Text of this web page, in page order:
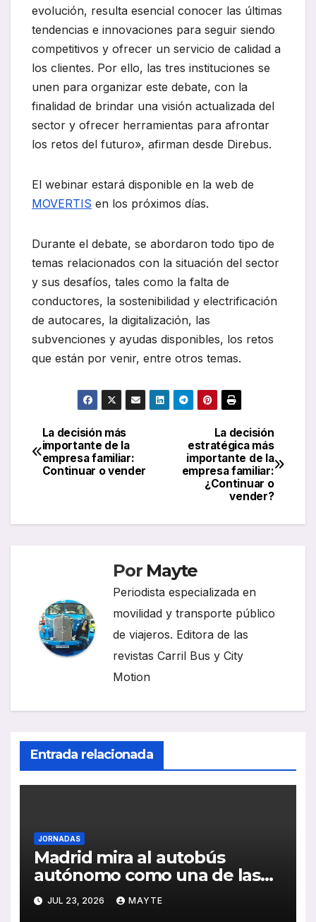
evolución, resulta esencial conocer las últimas
tendencias e innovaciones para seguir siendo
competitivos y ofrecer un servicio de calidad a
los clientes. Por ello, las tres instituciones se
unen para organizar este debate, con la
finalidad de brindar una visión actualizada del
sector y ofrecer herramientas para afrontar
los retos del futuro», afirman desde Direbus.
El webinar estará disponible en la web de
MOVERTIS en los próximos días.
Durante el debate, se abordaron todo tipo de
temas relacionados con la situación del sector
y sus desafíos, tales como la falta de
conductores, la sostenibilidad y electrificación
de autocares, la digitalización, las
subvenciones y ayudas disponibles, los retos
que están por venir, entre otros temas.
Navegación
de
La decisión
estratégica más
importante de la
empresa familiar:
¿Continuar o
vender?
La decisión más
importante de la
empresa familiar:
Continuar o vender
Por Mayte
Periodista especializada en
movilidad y transporte público
de viajeros. Editora de las
revistas Carril Bus y City
Motion
Entrada relacionada
JORNADAS
Madrid mira al autobús
autónomo como una de las
grandes apuestas para la
movilidad del futuro
JUL 23, 2026 MAYTE